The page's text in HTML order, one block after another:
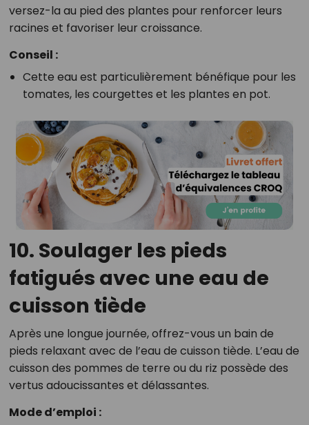
versez-la au pied des plantes pour renforcer leurs
racines et favoriser leur croissance.
Conseil :
Cette eau est particulièrement bénéfique pour les
tomates, les courgettes et les plantes en pot.
10. Soulager les pieds
fatigués avec une eau de
cuisson tiède
Après une longue journée, offrez-vous un bain de
pieds relaxant avec de l’eau de cuisson tiède. L’eau de
cuisson des pommes de terre ou du riz possède des
vertus adoucissantes et délassantes.
Mode d’emploi :